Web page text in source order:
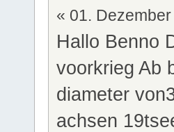
« 01.
Hallo Benno
voorkrieg Ab
diameter
achsen